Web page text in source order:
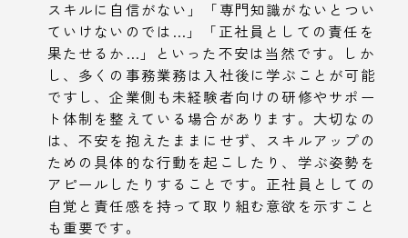
スキルに自信がない」「専門知識がないとつい
ていけないのでは…」「正社員としての責任を
果たせるか…」といった不安は当然です。しか
し、多くの事務業務は入社後に学ぶことが可能
ですし、企業側も未経験者向けの研修やサポー
ト体制を整えている場合があります。大切なの
は、不安を抱えたままにせず、スキルアップの
ための具体的な行動を起こしたり、学ぶ姿勢を
アピールしたりすることです。正社員としての
自覚と責任感を持って取り組む意欲を示すこと
も重要です。